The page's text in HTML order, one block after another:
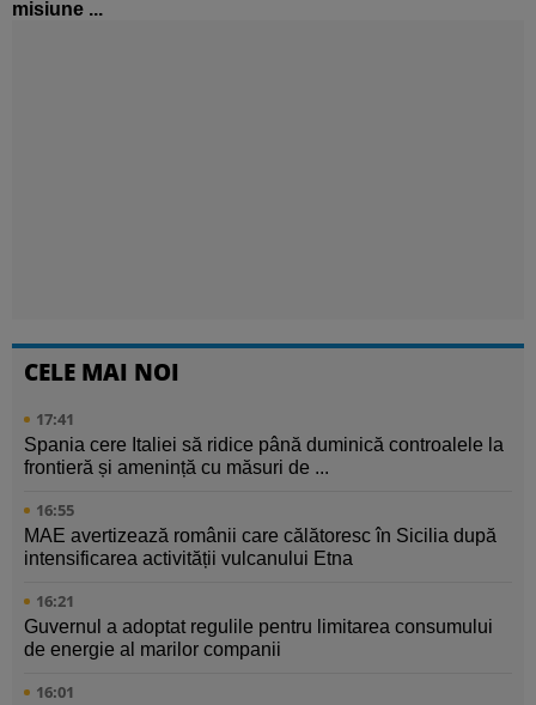
misiune ...
CELE MAI NOI
17:41
Spania cere Italiei să ridice până duminică controalele la
frontieră și amenință cu măsuri de ...
16:55
MAE avertizează românii care călătoresc în Sicilia după
intensificarea activității vulcanului Etna
16:21
Guvernul a adoptat regulile pentru limitarea consumului
de energie al marilor companii
16:01